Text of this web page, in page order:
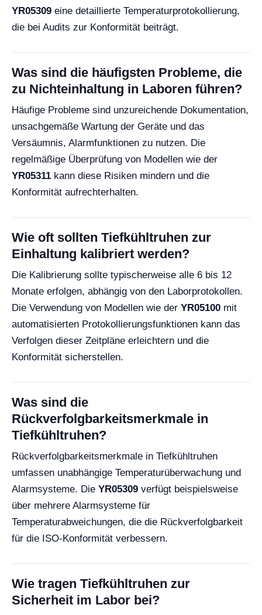
YR05309 eine detaillierte Temperaturprotokollierung,
die bei Audits zur Konformität beiträgt.
Was sind die häufigsten Probleme, die
zu Nichteinhaltung in Laboren führen?
Häufige Probleme sind unzureichende Dokumentation,
unsachgemäße Wartung der Geräte und das
Versäumnis, Alarmfunktionen zu nutzen. Die
regelmäßige Überprüfung von Modellen wie der
YR05311 kann diese Risiken mindern und die
Konformität aufrechterhalten.
Wie oft sollten Tiefkühltruhen zur
Einhaltung kalibriert werden?
Die Kalibrierung sollte typischerweise alle 6 bis 12
Monate erfolgen, abhängig von den Laborprotokollen.
Die Verwendung von Modellen wie der YR05100 mit
automatisierten Protokollierungsfunktionen kann das
Verfolgen dieser Zeitpläne erleichtern und die
Konformität sicherstellen.
Was sind die
Rückverfolgbarkeitsmerkmale in
Tiefkühltruhen?
Rückverfolgbarkeitsmerkmale in Tiefkühltruhen
umfassen unabhängige Temperaturüberwachung und
Alarmsysteme. Die YR05309 verfügt beispielsweise
über mehrere Alarmsysteme für
Temperaturabweichungen, die die Rückverfolgbarkeit
für die ISO-Konformität verbessern.
Wie tragen Tiefkühltruhen zur
Sicherheit im Labor bei?